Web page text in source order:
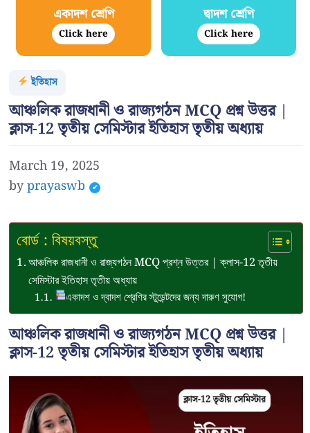
একাদশ শ্রেণি
Click here
দ্বাদশ শ্রেণি
Click here
ইতিহাস
আঞ্চলিক রাজধানী ও রাজ্যগঠন MCQ প্রশ্ন উত্তর |
ক্লাস-12 তৃতীয় সেমিস্টার ইতিহাস তৃতীয় অধ্যায়
March 19, 2025
byprayaswb
বোর্ড : বিষয়বস্তু
আঞ্চলিক রাজধানী ও রাজ্যগঠন MCQ প্রশ্ন উত্তর | ক্লাস-12 তৃতীয়
সেমিস্টার ইতিহাস তৃতীয় অধ্যায়
একাদশ ও দ্বাদশ শ্রেণির স্টুডেন্টদের জন্য দারুণ সুযোগ!
আঞ্চলিক রাজধানী ও রাজ্যগঠন MCQ প্রশ্ন উত্তর |
ক্লাস-12 তৃতীয় সেমিস্টার ইতিহাস তৃতীয় অধ্যায়